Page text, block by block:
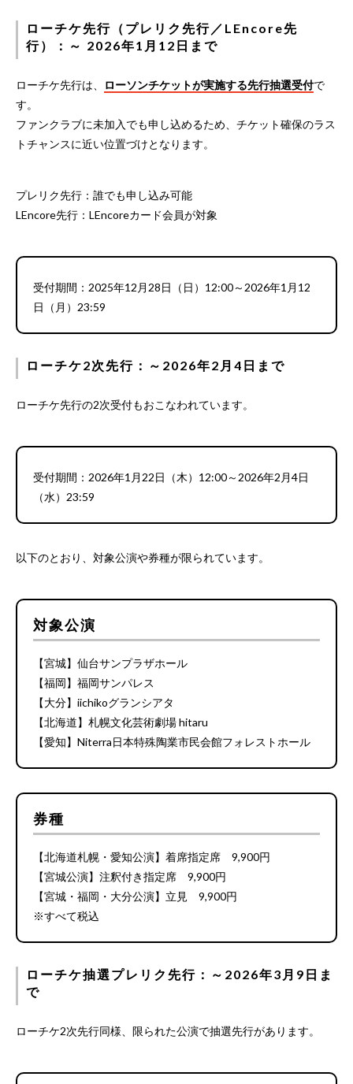
ローチケ先行（プレリク先行／LEncore先
行）：～ 2026年1月12日まで
ローチケ先行は、 ローソンチケットが実施する先行抽選受付で
す。
ファンクラブに未加入でも申し込めるため、チケット確保のラス
トチャンスに近い位置づけとなります。
プレリク先行：誰でも申し込み可能
LEncore先行：LEncoreカード会員が対象
受付期間：2025年12月28日（日）12:00～2026年1月12
日（月）23:59
ローチケ2次先行：～2026年2月4日まで
ローチケ先行の2次受付もおこなわれています。
受付期間：2026年1月22日（木）12:00～2026年2月4日
（水）23:59
以下のとおり、対象公演や券種が限られています。
対象公演
【宮城】仙台サンプラザホール
【福岡】福岡サンパレス
【大分】iichikoグランシアタ
【北海道】札幌文化芸術劇場 hitaru
【愛知】Niterra日本特殊陶業市民会館フォレストホール
券種
【北海道札幌・愛知公演】着席指定席 9,900円
【宮城公演】注釈付き指定席 9,900円
【宮城・福岡・大分公演】立見 9,900円
※すべて税込
ローチケ抽選プレリク先行：～2026年3月9日ま
で
ローチケ2次先行同様、限られた公演で抽選先行があります。